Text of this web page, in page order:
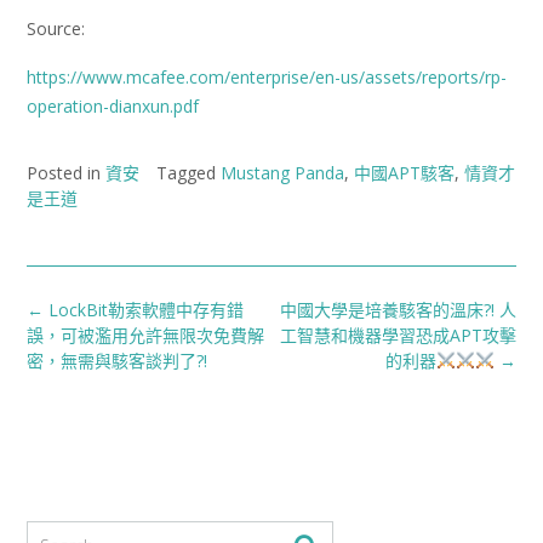
Source:
https://www.mcafee.com/enterprise/en-us/assets/reports/rp-
operation-dianxun.pdf
Posted in 資安 Tagged Mustang Panda, 中國APT駭客, 情資才
是王道
Post
navigation
中國大學是培養駭客的溫床?! 人
工智慧和機器學習恐成APT攻擊
的利器
→
← LockBit勒索軟體中存有錯
誤，可被濫用允許無限次免費解
密，無需與駭客談判了?!